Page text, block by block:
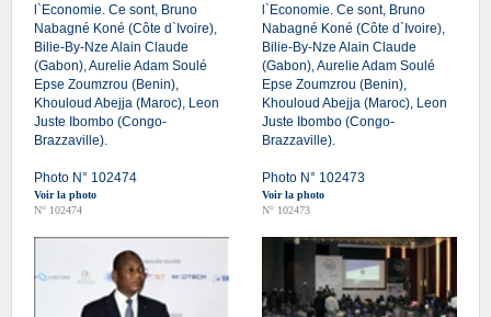
l`Economie. Ce sont, Bruno
Nabagné Koné (Côte d`Ivoire),
Bilie-By-Nze Alain Claude
(Gabon), Aurelie Adam Soulé
Epse Zoumzrou (Benin),
Khouloud Abejja (Maroc), Leon
Juste Ibombo (Congo-
Brazzaville).
Photo N° 102474
Voir la photo
N° 102474
l`Economie. Ce sont, Bruno
Nabagné Koné (Côte d`Ivoire),
Bilie-By-Nze Alain Claude
(Gabon), Aurelie Adam Soulé
Epse Zoumzrou (Benin),
Khouloud Abejja (Maroc), Leon
Juste Ibombo (Congo-
Brazzaville).
Photo N° 102473
Voir la photo
N° 102473